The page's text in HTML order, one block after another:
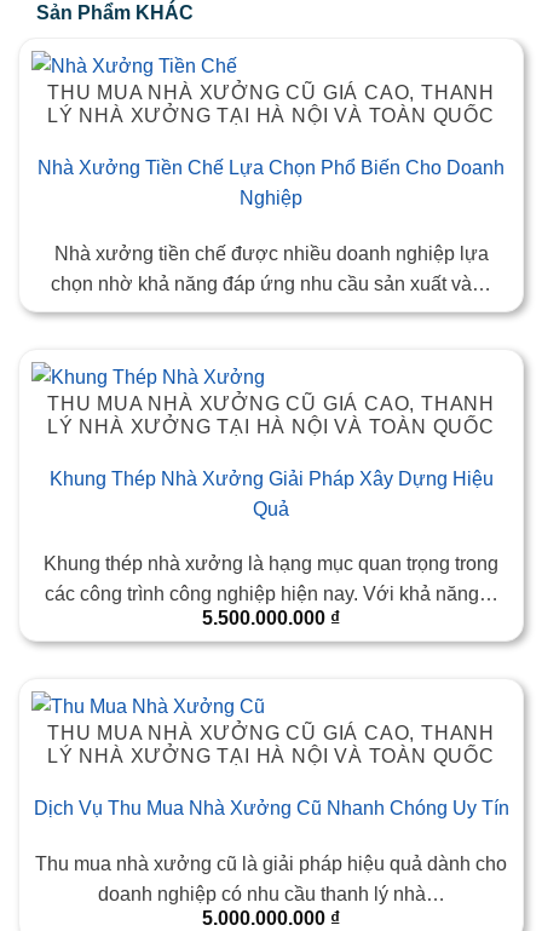
Sản Phẩm KHÁC
THU MUA NHÀ XƯỞNG CŨ GIÁ CAO, THANH
LÝ NHÀ XƯỞNG TẠI HÀ NỘI VÀ TOÀN QUỐC
Nhà Xưởng Tiền Chế Lựa Chọn Phổ Biến Cho Doanh
Nghiệp
Nhà xưởng tiền chế được nhiều doanh nghiệp lựa
chọn nhờ khả năng đáp ứng nhu cầu sản xuất và…
THU MUA NHÀ XƯỞNG CŨ GIÁ CAO, THANH
LÝ NHÀ XƯỞNG TẠI HÀ NỘI VÀ TOÀN QUỐC
Khung Thép Nhà Xưởng Giải Pháp Xây Dựng Hiệu
Quả
Khung thép nhà xưởng là hạng mục quan trọng trong
các công trình công nghiệp hiện nay. Với khả năng…
5.500.000.000 ₫
THU MUA NHÀ XƯỞNG CŨ GIÁ CAO, THANH
LÝ NHÀ XƯỞNG TẠI HÀ NỘI VÀ TOÀN QUỐC
Dịch Vụ Thu Mua Nhà Xưởng Cũ Nhanh Chóng Uy Tín
Thu mua nhà xưởng cũ là giải pháp hiệu quả dành cho
doanh nghiệp có nhu cầu thanh lý nhà…
5.000.000.000 ₫